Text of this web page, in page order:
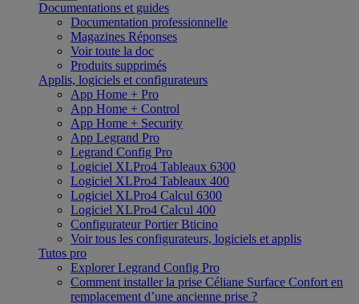
Documentations et guides
Documentation professionnelle
Magazines Réponses
Voir toute la doc
Produits supprimés
Applis, logiciels et configurateurs
App Home + Pro
App Home + Control
App Home + Security
App Legrand Pro
Legrand Config Pro
Logiciel XLPro4 Tableaux 6300
Logiciel XLPro4 Tableaux 400
Logiciel XLPro4 Calcul 6300
Logiciel XLPro4 Calcul 400
Configurateur Portier Bticino
Voir tous les configurateurs, logiciels et applis
Tutos pro
Explorer Legrand Config Pro
Comment installer la prise Céliane Surface Confort en
remplacement d’une ancienne prise ?